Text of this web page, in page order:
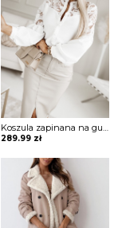
Koszula zapinana na guziki z koronką Sae
289.99 zł